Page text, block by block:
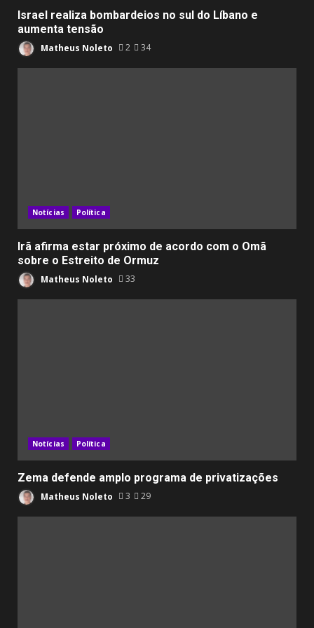
Israel realiza bombardeios no sul do Líbano e
aumenta tensão
Matheus Noleto 2 34
Notícias Política
Irã afirma estar próximo de acordo com o Omã
sobre o Estreito de Ormuz
Matheus Noleto 33
Notícias Política
Zema defende amplo programa de privatizações
Matheus Noleto 3 29